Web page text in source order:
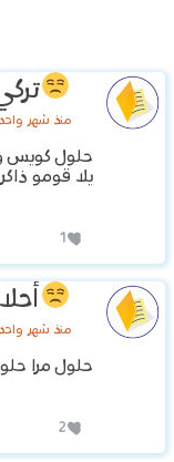
منذ شهر واحد
حلول كويس
يلا قومو
1
منذ شهر واحد
حلول مرا
2